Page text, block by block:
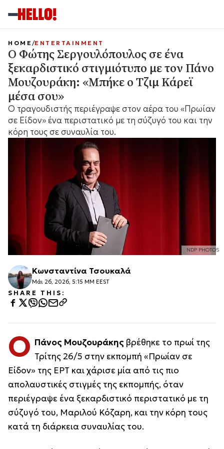
NDP PHOTOS
HOME ENTERTAINMENT
Ο Φώτης Σεργουλόπουλος σε ένα
ξεκαρδιστικό στιγμιότυπο με τον Πάνο
Μουζουράκη: «Μπήκε ο Τζιμ Κάρεϊ
μέσα σου»
Ο τραγουδιστής περιέγραψε στον αέρα του «Πρωίαν
σε Είδον» ένα περιστατικό με τη σύζυγό του και την
κόρη τους σε συναυλία του.
Κωνσταντίνα Τσουκαλά
Μάι 26, 2026, 5:15 ΜΜ EEST
SHARE THIS:
Ο Πάνος Μουζουράκης βρέθηκε το πρωί της
Τρίτης 26/5 στην εκπομπή «Πρωίαν σε
Είδον» της ΕΡΤ και χάρισε μία από τις πιο
απολαυστικές στιγμές της εκπομπής, όταν
περιέγραψε ένα ξεκαρδιστικό περιστατικό με τη
σύζυγό του, Μαριλού Κόζαρη, και την κόρη τους
κατά τη διάρκεια συναυλίας του.